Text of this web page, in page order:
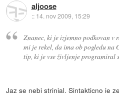
aljoose
:: 14. nov 2009, 15:29
Znanec, ki je izjemno podkovan
mi je rekel, da ima ob pogledu na
tip, ki je vse življenje programiral
Jaz se nebi strinjal. Sintakticno je